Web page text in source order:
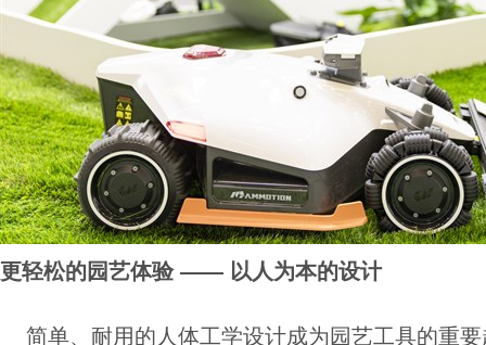
更轻松的园艺体验 —— 以人为本的设计
简单、耐用的人体工学设计成为园艺工具的重